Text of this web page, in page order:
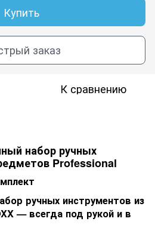
Купить
заказ
К сравнению
набор ручных
Professional
ручных инструментов из
— всегда под рукой и в